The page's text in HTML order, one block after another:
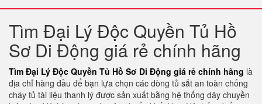
Tìm Đại Lý Độc Quyền Tủ Hồ
Sơ Di Động giá rẻ chính hãng
Tìm Đại Lý Độc Quyền Tủ Hồ Sơ Di Động giá rẻ chính hãng là
địa chỉ hàng đầu để bạn lựa chọn các dòng tủ sắt an toàn chống
cháy tủ tài liệu thanh lý được sản xuất bằng hệ thống dây chuyền